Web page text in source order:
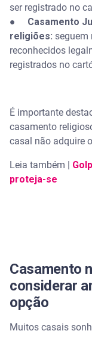
ser registrado no
● Casamento
religiões: seguem
reconhecidos
registrados no
É importante
casamento
casal não adquire
Leia também |
proteja-se
Casamento
considerar
opção
Muitos casais